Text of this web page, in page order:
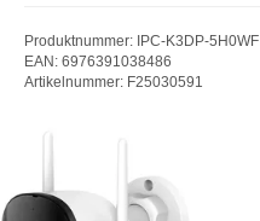
Produktnummer: IPC-K3DP-5H0WF
EAN: 6976391038486
Artikelnummer: F25030591